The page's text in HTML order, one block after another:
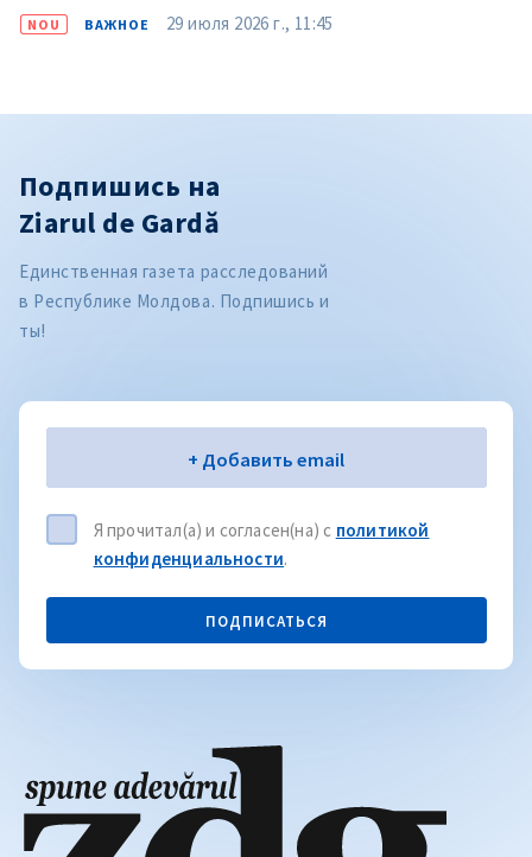
NOU ВАЖНОЕ 29 июля 2026 г., 11:45
Подпишись на
Ziarul de Gardă
Единственная газета расследований
в Республике Молдова. Подпишись и
ты!
Электронная почта+ Добавить email
Я прочитал(а) и согласен(на) с политикой
конфиденциальности.
ПОДПИСАТЬСЯ